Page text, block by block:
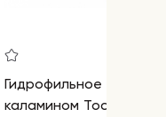
Гидрофильное масло с
каламином Tocobo